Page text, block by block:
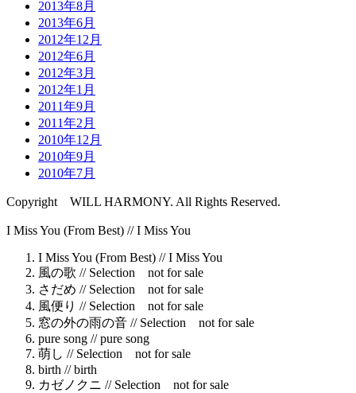
2013年8月
2013年6月
2012年12月
2012年6月
2012年3月
2012年1月
2011年9月
2011年2月
2010年12月
2010年9月
2010年7月
Copyright WILL HARMONY. All Rights Reserved.
I Miss You (From Best) //I Miss You
I Miss You (From Best) //I Miss You
風の歌 // Selection not for sale
さだめ // Selection not for sale
風便り // Selection not for sale
窓の外の雨の音 // Selection not for sale
pure song //pure song
萌し // Selection not for sale
birth //birth
カゼノクニ // Selection not for sale